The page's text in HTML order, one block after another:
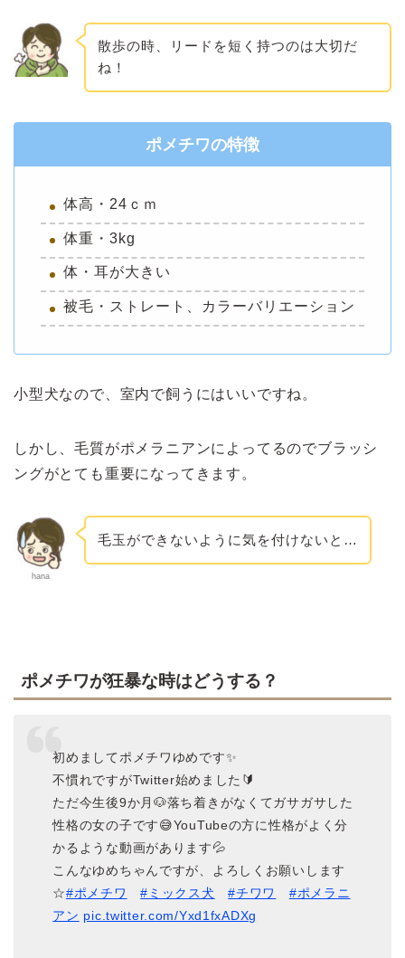
散歩の時、リードを短く持つのは大切だ
ね！
ポメチワの特徴
体高・24ｃｍ
体重・3kg
体・耳が大きい
被毛・ストレート、カラーバリエーション
小型犬なので、室内で飼うにはいいですね。
しかし、毛質がポメラニアンによってるのでブラッシ
ングがとても重要になってきます。
hana
毛玉ができないように気を付けないと…
ポメチワが狂暴な時はどうする？
初めましてポメチワゆめです✨
不慣れですがTwitter始めました🔰
ただ今生後9か月🐶落ち着きがなくてガサガサした
性格の女の子です😅YouTubeの方に性格がよく分
かるような動画があります💦
こんなゆめちゃんですが、よろしくお願いします
☆#ポメチワ #ミックス犬 #チワワ
#ポメラニ
アン pic.twitter.com/Yxd1fxADXg